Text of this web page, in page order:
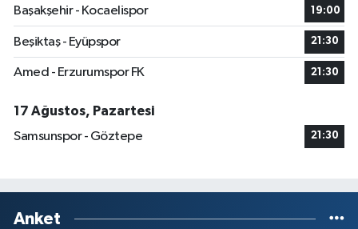
Başakşehir - Kocaelispor
19:00
Beşiktaş - Eyüpspor 21:30
Amed - Erzurumspor FK 21:30
17 Ağustos, Pazartesi
Samsunspor - Göztepe
21:30
Anket